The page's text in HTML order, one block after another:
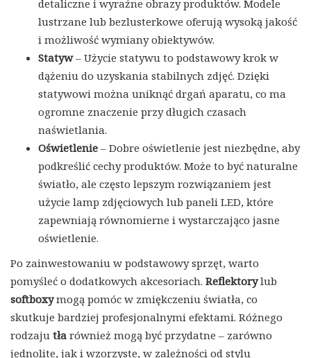
detaliczne i wyraźne obrazy produktów. Modele
lustrzane lub bezlusterkowe oferują wysoką jakość
i możliwość wymiany obiektywów.
Statyw– Użycie statywu to podstawowy krok w
dążeniu do uzyskania stabilnych zdjęć. Dzięki
statywowi można uniknąć drgań aparatu, co ma
ogromne znaczenie przy długich czasach
naświetlania.
Oświetlenie – Dobre oświetlenie jest niezbędne, aby
podkreślić cechy produktów. Może to być naturalne
światło, ale często lepszym rozwiązaniem jest
użycie lamp zdjęciowych lub paneli LED, które
zapewniają równomierne i wystarczająco jasne
oświetlenie.
Po zainwestowaniu w podstawowy sprzęt, warto
pomyśleć o dodatkowych akcesoriach. Reflektorylub
softboxymogą pomóc w zmiękczeniu światła, co
skutkuje bardziej profesjonalnymi efektami. Różnego
rodzaju tła również mogą być przydatne – zarówno
jednolite, jak i wzorzyste, w zależności od stylu